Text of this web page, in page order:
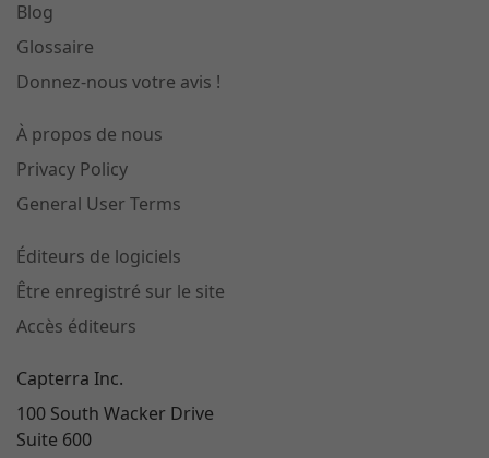
Blog
Glossaire
Donnez-nous votre avis !
À propos de nous
Privacy Policy
General User Terms
Éditeurs de logiciels
Être enregistré sur le site
Accès éditeurs
Capterra Inc.
100 South Wacker Drive
Suite 600